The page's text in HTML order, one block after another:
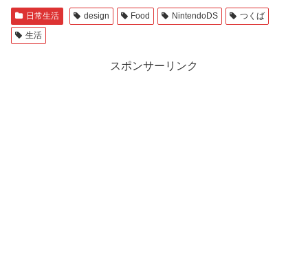
日常生活 design Food NintendoDS
つくば
生活
スポンサーリンク